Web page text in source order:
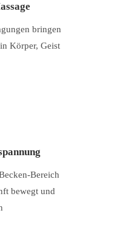
bringen
Körper, Geist
Bereich
bewegt und